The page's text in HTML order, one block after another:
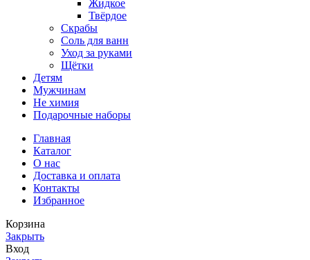
Жидкое
Твёрдое
Скрабы
Соль для ванн
Уход за руками
Щётки
Детям
Мужчинам
Не химия
Подарочные наборы
Главная
Каталог
О нас
Доставка и оплата
Контакты
Избранное
Корзина
Закрыть
Вход